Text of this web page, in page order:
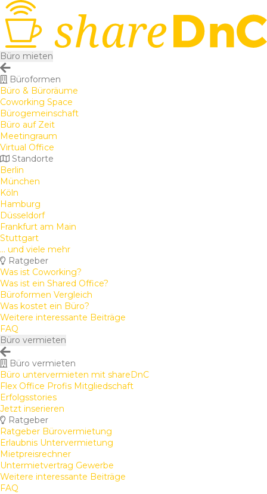
Büro mieten
Büroformen
Büro & Büroräume
Coworking Space
Bürogemeinschaft
Büro auf Zeit
Meetingraum
Virtual Office
Standorte
Berlin
München
Köln
Hamburg
Düsseldorf
Frankfurt am Main
Stuttgart
... und viele mehr
Ratgeber
Was ist Coworking?
Was ist ein Shared Office?
Büroformen Vergleich
Was kostet ein Büro?
Weitere interessante Beiträge
FAQ
Büro vermieten
Büro vermieten
Büro untervermieten mit shareDnC
Flex Office Profis Mitgliedschaft
Erfolgsstories
Jetzt inserieren
Ratgeber
Ratgeber Bürovermietung
Erlaubnis Untervermietung
Mietpreisrechner
Untermietvertrag Gewerbe
Weitere interessante Beiträge
FAQ